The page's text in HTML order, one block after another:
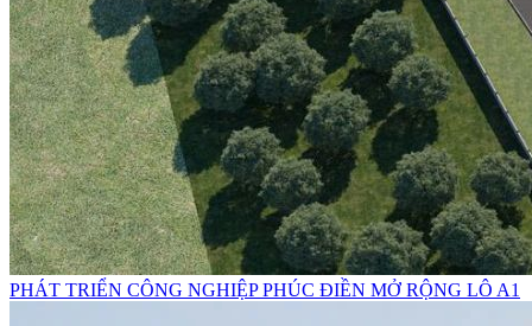
PHÁT TRIỂN CÔNG NGHIỆP PHÚC ĐIỀN MỞ RỘNG LÔ A1